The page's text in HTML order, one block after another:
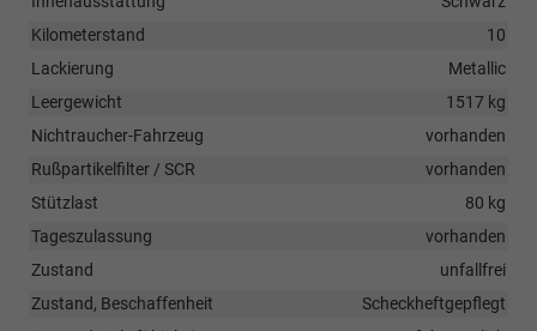
Kilometerstand
10
Lackierung
Metallic
Leergewicht
1517 kg
Nichtraucher-Fahrzeug
vorhanden
Rußpartikelfilter / SCR
vorhanden
Stützlast
80 kg
Tageszulassung
vorhanden
Zustand
unfallfrei
Zustand, Beschaffenheit
Scheckheftgepflegt